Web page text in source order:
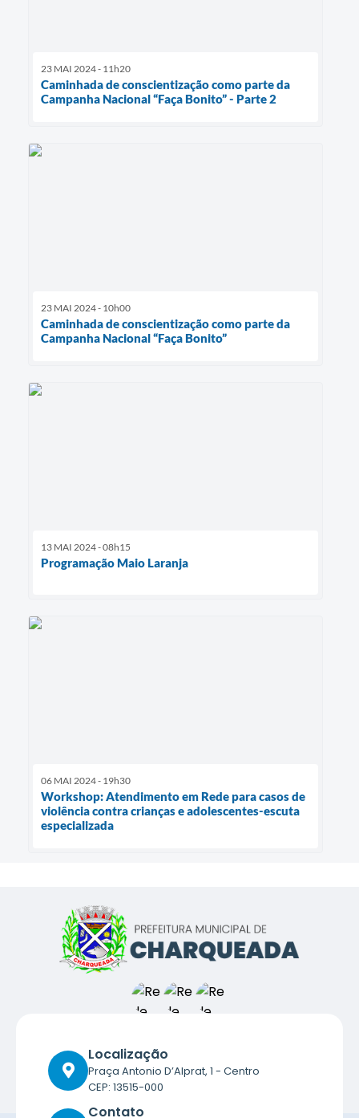
23 MAI 2024 - 11h20
Caminhada de conscientização como parte da
Campanha Nacional “Faça Bonito” - Parte 2
23 MAI 2024 - 10h00
Caminhada de conscientização como parte da
Campanha Nacional “Faça Bonito”
13 MAI 2024 - 08h15
Programação Maio Laranja
06 MAI 2024 - 19h30
Workshop: Atendimento em Rede para casos de
violência contra crianças e adolescentes-escuta
especializada
Localização
Praça Antonio D’Alprat, 1 - Centro
CEP: 13515-000
Contato